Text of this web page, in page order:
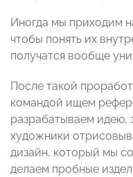
Иногда мы приходим
чтобы понять их
получатся вообще
После такой
командой ищем
разрабатываем идею,
художники
дизайн, который мы
делаем пробные